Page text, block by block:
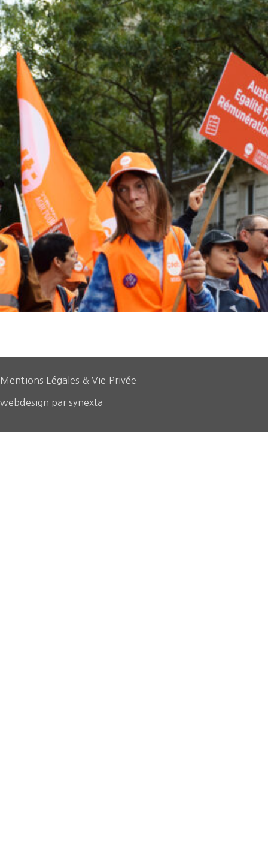
Mentions Légales & Vie Privée
webdesign par synexta